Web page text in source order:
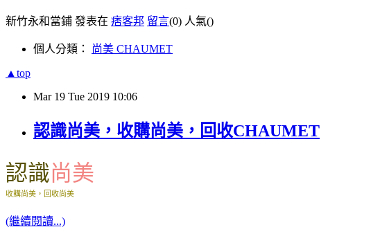
新竹永和當鋪 發表在 痞客邦 留言(0) 人氣()
個人分類： 尚美 CHAUMET
▲top
Mar 19 Tue 2019 10:06
認識尚美，收購尚美，回收CHAUMET
認識尚美
收購尚美，回收尚美
(繼續閱讀...)